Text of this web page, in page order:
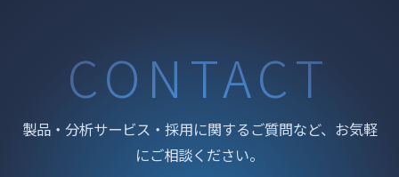
CONTACT
製品・分析サービス・採用に関するご質問など、お気軽
にご相談ください。